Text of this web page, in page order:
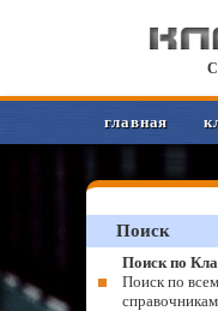
главная
Поиск
Поиск по
Поиск по